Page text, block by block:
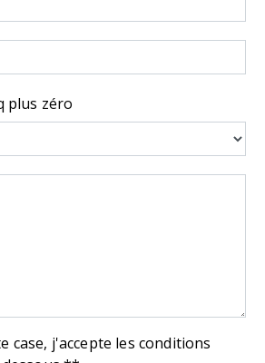
plus zéro
case, j'accepte les conditions